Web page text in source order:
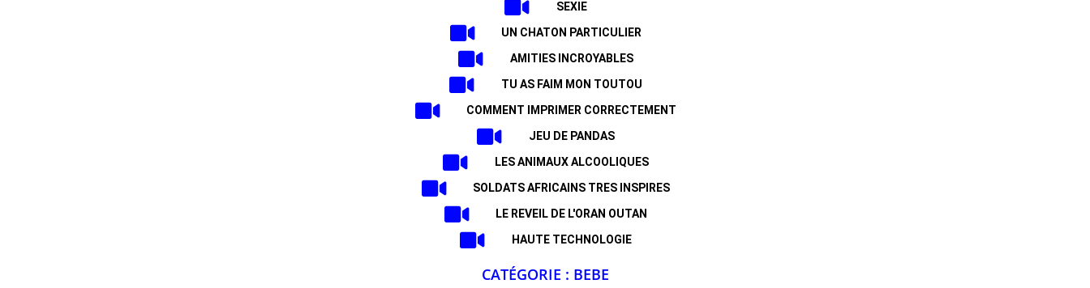
SEXIE
UN CHATON PARTICULIER
AMITIES INCROYABLES
TU AS FAIM MON TOUTOU
COMMENT IMPRIMER CORRECTEMENT
JEU DE PANDAS
LES ANIMAUX ALCOOLIQUES
SOLDATS AFRICAINS TRES INSPIRES
LE REVEIL DE L'ORAN OUTAN
HAUTE TECHNOLOGIE
CATÉGORIE : BEBE